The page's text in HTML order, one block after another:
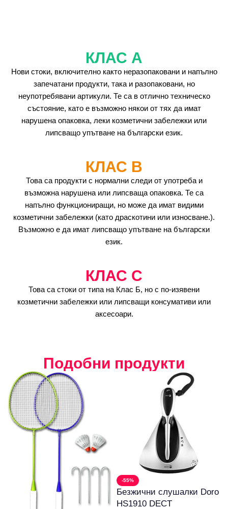
КЛАС А
Нови стоки, включително както неразопаковани и напълно
запечатани продукти, така и разопаковани, но
неупотребявани артикули. Те са в отлично техническо
състояние, като е възможно някои от тях да имат
нарушена опаковка, леки козметични забележки или
липсващо упътване на български език.
КЛАС B
Това са продукти с нормални следи от употреба и
възможна нарушена или липсваща опаковка. Те са
напълно функциониращи, но може да имат видими
козметични забележки (като драскотини или износване.).
Възможно е да имат липсващо упътване на български
език.
КЛАС C
Това са стоки от типа на Клас Б, но с по-изявени
козметични забележки или липсващи консумативи или
аксесоари.
Подобни продукти
-55%
Безжични слушалки Doro
HS1910 DECT